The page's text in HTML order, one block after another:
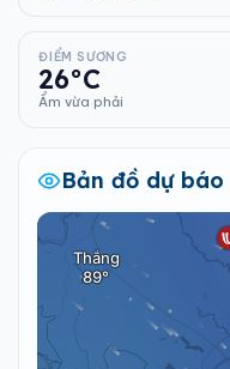
ĐIỂM SƯƠNG
26°C
Ẩm vừa phải
Bản đồ dự